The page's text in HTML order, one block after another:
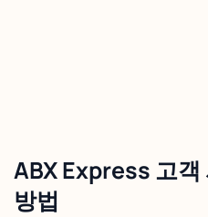
ABX Express 고
방법